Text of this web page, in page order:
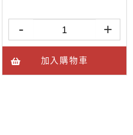
- +
加入購物車